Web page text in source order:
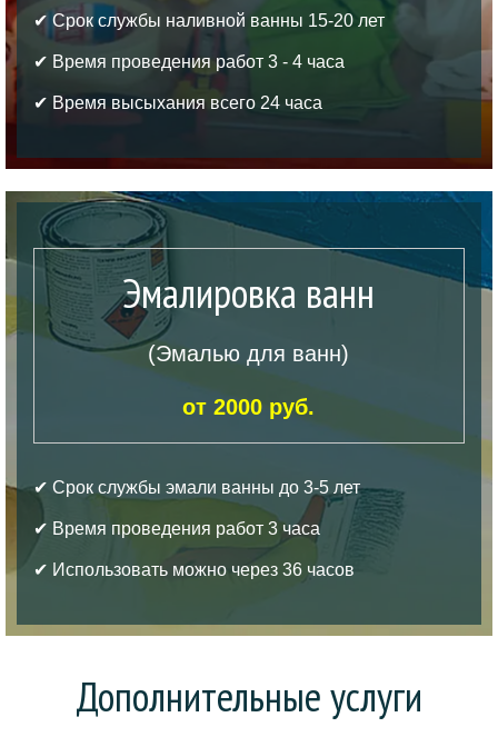
✔ Срок службы наливной ванны 15-20 лет
✔ Время проведения работ 3 - 4 часа
✔ Время высыхания всего 24 часа
Эмалировка ванн
(Эмалью для ванн)
от 2000 руб.
✔ Срок службы эмали ванны до 3-5 лет
✔ Время проведения работ 3 часа
✔ Использовать можно через 36 часов
Дополнительные услуги